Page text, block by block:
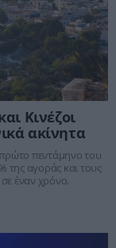
Κινέζοι
ακίνητα
πεντάμηνο του
της αγοράς και τους
έναν χρόνο.